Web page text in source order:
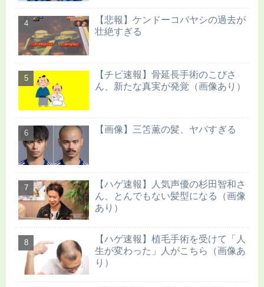
【悲報】ケンドーコバヤシの過去が
壮絶すぎる
【チビ速報】骨延長手術のこびさ
ん、新たな真実が発覚（画像あり）
【画像】三笘薫の髪、ヤバすぎる
【ハゲ速報】人気声優の杉田智和さ
ん、とんでもない髪型になる（画像
あり）
【ハゲ速報】植毛手術を受けて「人
生が変わった」人がこちら（画像あ
り）